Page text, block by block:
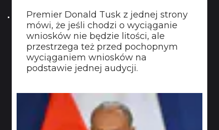
Premier Donald Tusk z jednej strony
mówi, że jeśli chodzi o wyciąganie
wniosków nie będzie litości, ale
przestrzega też przed pochopnym
wyciąganiem wniosków na
podstawie jednej audycji.